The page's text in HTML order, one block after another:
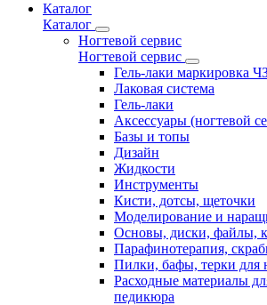
Каталог
Каталог
Ногтевой сервис
Ногтевой сервис
Гель-лаки маркировка
Лаковая система
Гель-лаки
Аксессуары (ногтевой
Базы и топы
Дизайн
Жидкости
Инструменты
Кисти, дотсы, щеточки
Моделирование и
Основы, диски, файлы,
Парафинотерапия,
Пилки, бафы, терки для
Расходные материалы
педикюра